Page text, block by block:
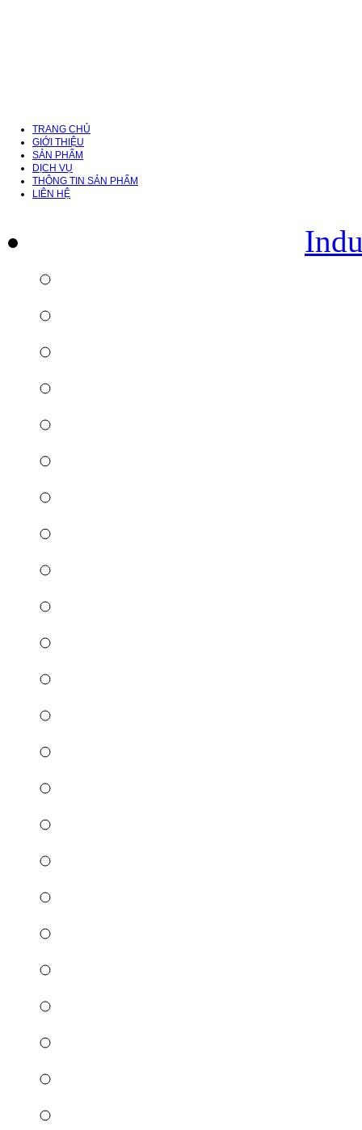
TRANG CHỦ
GIỚI THIỆU
SẢN PHẨM
DỊCH VỤ
THÔNG TIN SẢN PHẨM
LIÊN HỆ